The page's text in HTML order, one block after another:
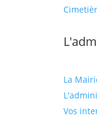
La
Vos